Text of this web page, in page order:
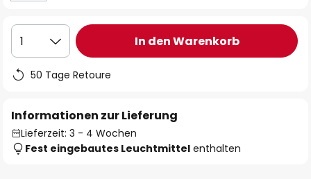
1 In den Warenkorb
50 Tage Retoure
Informationen zur Lieferung
Lieferzeit: 3 - 4 Wochen
Fest eingebautes Leuchtmittel enthalten